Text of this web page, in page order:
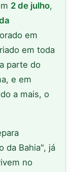
2 de julho,
em
em toda
parte do
e em
a mais, o
da Bahia", já
no